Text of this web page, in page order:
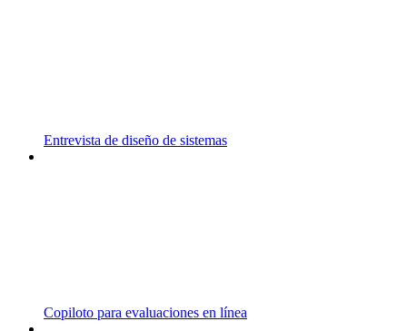
Entrevista de diseño de sistemas
Copiloto para evaluaciones en línea